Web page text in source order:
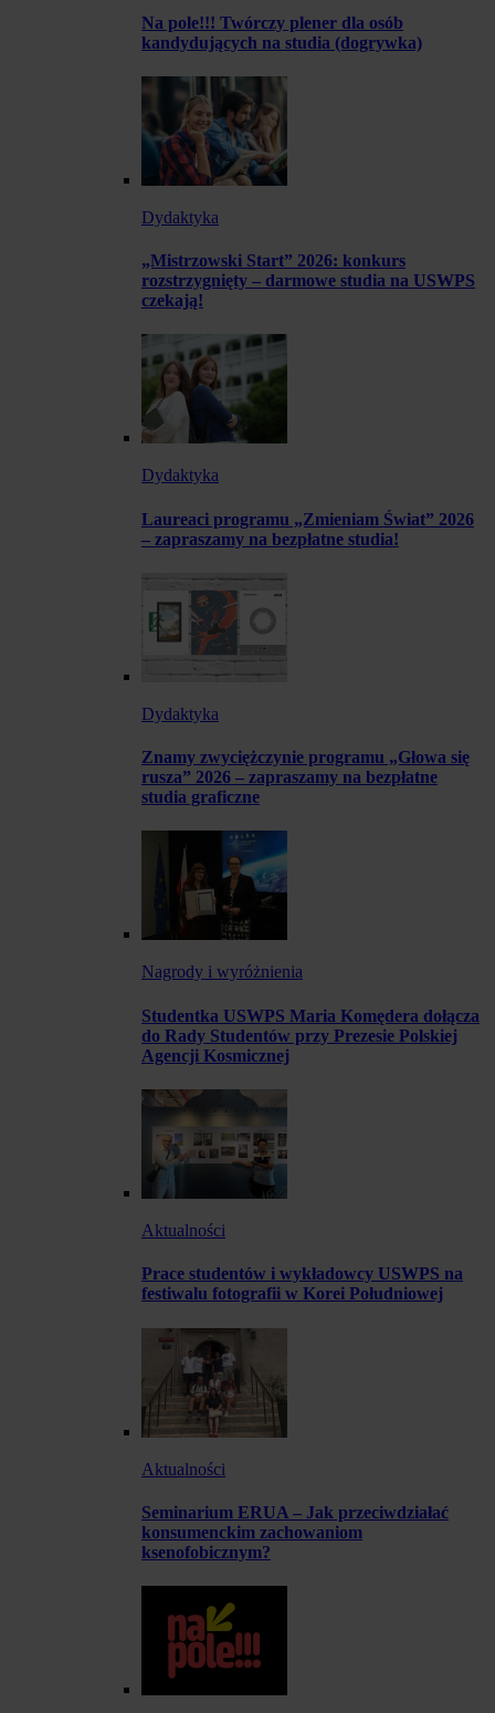
Na pole!!! Twórczy plener dla osób
kandydujących na studia (dogrywka)
Dydaktyka
„Mistrzowski Start” 2026: konkurs
rozstrzygnięty – darmowe studia na USWPS
czekają!
Dydaktyka
Laureaci programu „Zmieniam Świat” 2026
– zapraszamy na bezpłatne studia!
Dydaktyka
Znamy zwyciężczynie programu „Głowa się
rusza” 2026 – zapraszamy na bezpłatne
studia graficzne
Nagrody i wyróżnienia
Studentka USWPS Maria Komędera dołącza
do Rady Studentów przy Prezesie Polskiej
Agencji Kosmicznej
Aktualności
Prace studentów i wykładowcy USWPS na
festiwalu fotografii w Korei Południowej
Aktualności
Seminarium ERUA – Jak przeciwdziałać
konsumenckim zachowaniom
ksenofobicznym?